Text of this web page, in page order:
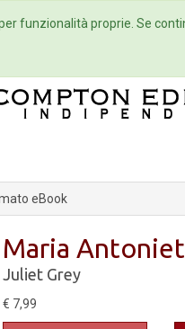
Eventi
eBook
Maria
Juliet Grey
€ 7,99
funzionalità proprie. Se